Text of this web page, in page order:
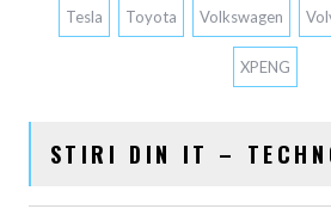
Tesla Toyota Volkswagen
XPENG
STIRI DIN IT –